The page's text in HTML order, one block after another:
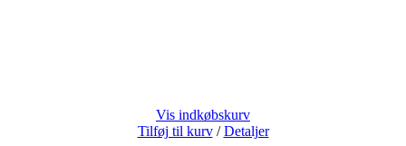
Vis indkøbskurv
Tilføj til kurv / Detaljer